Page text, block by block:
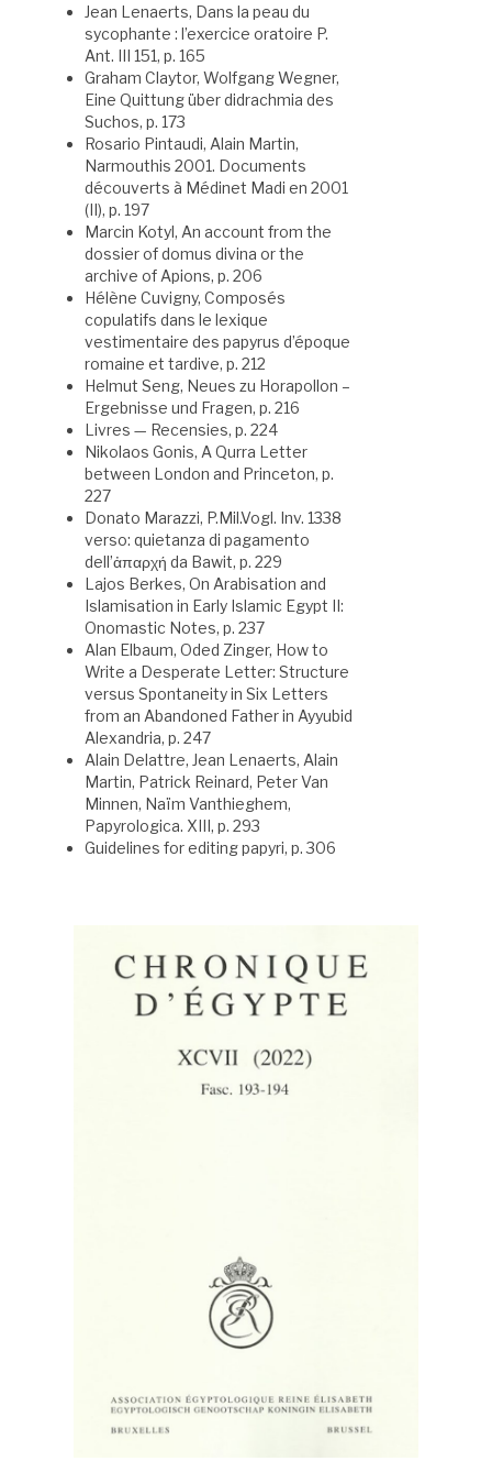
Jean Lenaerts, Dans la peau du
sycophante : l’exercice oratoire P.
Ant. III 151, p. 165
Graham Claytor, Wolfgang Wegner,
Eine Quittung über didrachmia des
Suchos, p. 173
Rosario Pintaudi, Alain Martin,
Narmouthis 2001. Documents
découverts à Médinet Madi en 2001
(II), p. 197
Marcin Kotyl, An account from the
dossier of domus divina or the
archive of Apions, p. 206
Hélène Cuvigny, Composés
copulatifs dans le lexique
vestimentaire des papyrus d’époque
romaine et tardive, p. 212
Helmut Seng, Neues zu Horapollon –
Ergebnisse und Fragen, p. 216
Livres — Recensies, p. 224
Nikolaos Gonis, A Qurra Letter
between London and Princeton, p.
227
Donato Marazzi, P.Mil.Vogl. Inv. 1338
verso: quietanza di pagamento
dell’ἀπαρχή da Bawit, p. 229
Lajos Berkes, On Arabisation and
Islamisation in Early Islamic Egypt II:
Onomastic Notes, p. 237
Alan Elbaum, Oded Zinger, How to
Write a Desperate Letter: Structure
versus Spontaneity in Six Letters
from an Abandoned Father in Ayyubid
Alexandria, p. 247
Alain Delattre, Jean Lenaerts, Alain
Martin, Patrick Reinard, Peter Van
Minnen, Naïm Vanthieghem,
Papyrologica. XIII, p. 293
Guidelines for editing papyri, p. 306